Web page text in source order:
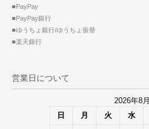
■PayPay
■PayPay銀行
■ゆうちょ銀行/ゆうちょ振替
■楽天銀行
営業日について
2026年8月
日
月 火 水